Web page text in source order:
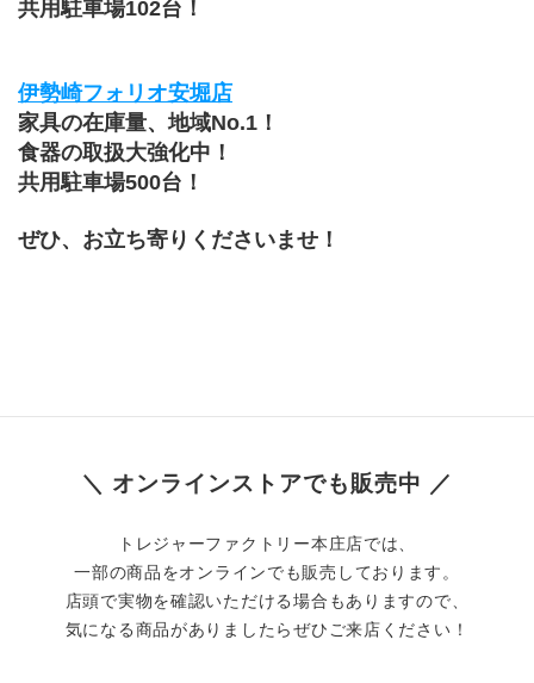
共用駐車場102台！
伊勢崎フォリオ安堀店
家具の在庫量、地域No.1！
食器の取扱大強化中！
共用駐車場500台！
ぜひ、お立ち寄りくださいませ！
＼ オンラインストアでも販売中 ／
トレジャーファクトリー本庄店では、
一部の商品をオンラインでも販売しております。
店頭で実物を確認いただける場合もありますので、
気になる商品がありましたらぜひご来店ください！